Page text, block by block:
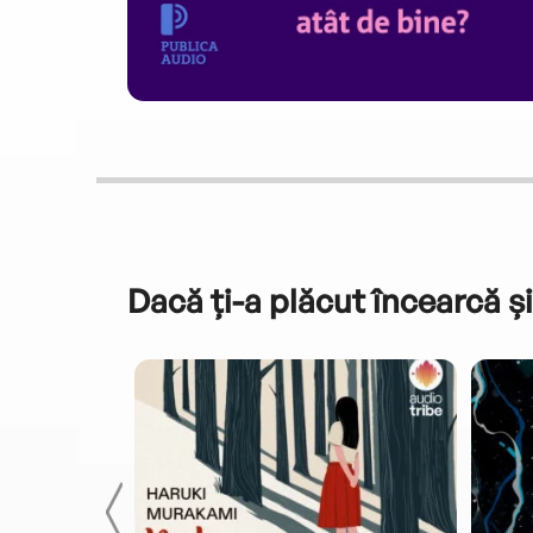
Dacă ți-a plăcut încearcă și